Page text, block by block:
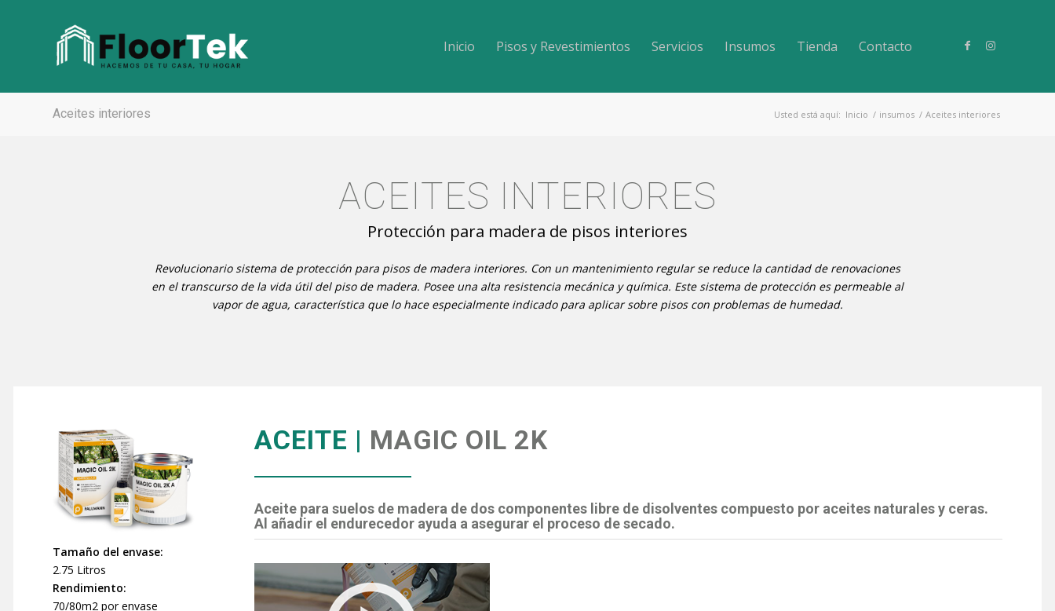
Inicio Pisos y Revestimientos Servicios Insumos Tienda Contacto
Aceites interiores Usted está aquí: Inicio / insumos / Aceites interiores
ACEITES INTERIORES
Protección para madera de pisos interiores
Revolucionario sistema de protección para pisos de madera interiores. Con un mantenimiento regular se reduce la cantidad de renovaciones
en el transcurso de la vida útil del piso de madera. Posee una alta resistencia mecánica y química. Este sistema de protección es permeable al
vapor de agua, característica que lo hace especialmente indicado para aplicar sobre pisos con problemas de humedad.
Tamaño del envase:
2.75 Litros
Rendimiento:
70/80m2 por envase
ACEITE | MAGIC OIL 2K
Aceite para suelos de madera de dos componentes libre de disolventes compuesto por aceites naturales y ceras.
Al añadir el endurecedor ayuda a asegurar el proceso de secado.